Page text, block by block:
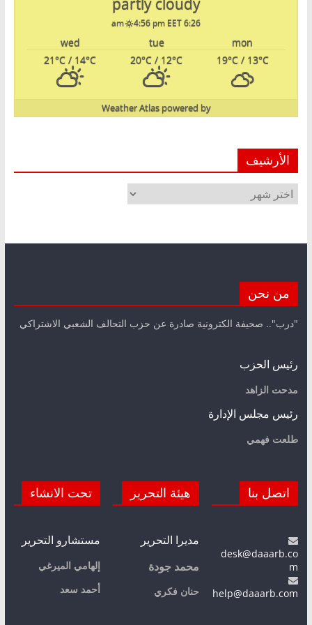
6:26 am
4:56 pm EET
mon
tue
wed
19°C/ 13°C
20°C / 12°C
21°C / 14°C
powered by
Weather Atlas
الأرشيف
الأرشيف
من نحن
"درب".. صحيفة الكترونية صادرة عن حزب التحالف الشعبي الاشتراكي
رئيس الحزب
مدحت الزاهد
رئيس مجلس الإدارة
طلعت فهمي
اتصل بنا
desk@daaarb.co
m
help@daaarb.com
هيئة التحرير
مديرا التحرير
محمد جودة
حنان فكري
تحت الانشاء
مستشارو التحرير
إلهامي الميرغي
أحمد سعد